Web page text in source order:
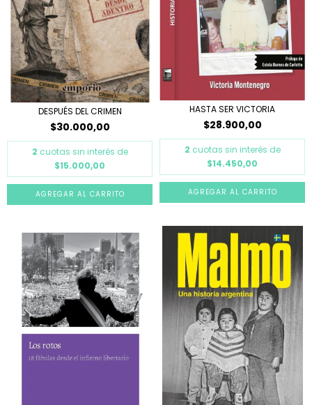
DESPUÉS DEL CRIMEN
$30.000,00
2 cuotas sin interés de
$15.000,00
HASTA SER VICTORIA
$28.900,00
2 cuotas sin interés de
$14.450,00